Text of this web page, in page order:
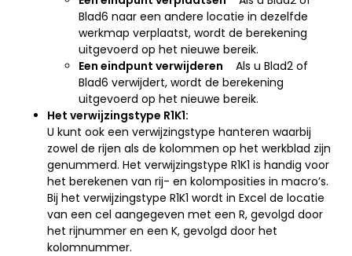
Blad6 naar een andere locatie in dezelfde
werkmap verplaatst, wordt de berekening
uitgevoerd op het nieuwe bereik.
Een eindpunt verwijderen Als u Blad2 of
Blad6 verwijdert, wordt de berekening
uitgevoerd op het nieuwe bereik.
Het verwijzingstype R1K1:
U kunt ook een verwijzingstype hanteren waarbij
zowel de rijen als de kolommen op het werkblad zijn
genummerd. Het verwijzingstype R1K1 is handig voor
het berekenen van rij- en kolomposities in macro’s.
Bij het verwijzingstype R1K1 wordt in Excel de locatie
van een cel aangegeven met een R, gevolgd door
het rijnummer en een K, gevolgd door het
kolomnummer.